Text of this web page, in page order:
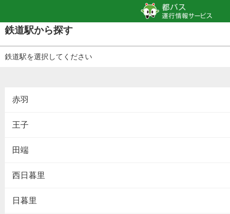
鉄道駅から探す
鉄道駅を選択してください
赤羽
王子
田端
西日暮里
日暮里